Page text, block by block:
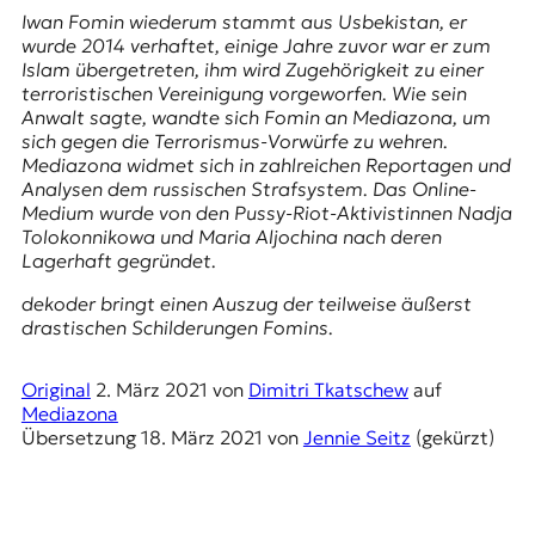
J
o
u
r
n
a
i
s
m
u
s
u
M
e
d
Iwan Fomin wiederum stammt aus Usbekistan, er
wurde 2014 verhaftet, einige Jahre zuvor war er zum
Islam übergetreten, ihm wird Zugehörigkeit zu einer
terroristischen Vereinigung vorgeworfen. Wie sein
Anwalt sagte, wandte sich Fomin an Mediazona, um
sich gegen die Terrorismus-Vorwürfe zu wehren.
Mediazona widmet sich in zahlreichen Reportagen und
Analysen dem russischen Strafsystem. Das Online-
Medium wurde von den Pussy-Riot-Aktivistinnen Nadja
Tolokonnikowa und Maria Aljochina nach deren
Lagerhaft gegründet.
dekoder bringt einen Auszug der teilweise äußerst
drastischen Schilderungen Fomins.
Original 2. März 2021 von Dimitri Tkatschewauf
Mediazona
Übersetzung 18. März 2021 von Jennie Seitz (gekürzt)